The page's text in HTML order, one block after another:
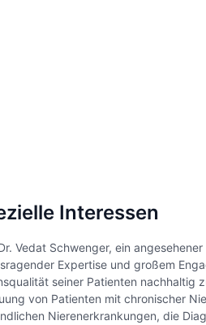
Interessen
Vedat Schwenger, ein
Expertise und großem
seiner Patienten nachhaltig
von Patienten mit chronischer
Nierenerkrankungen, die